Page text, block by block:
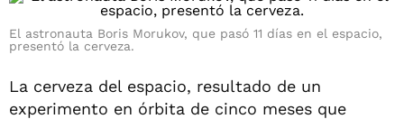
El astronauta Boris Morukov, que pasó 11 días en el espacio,
presentó la cerveza.
La cerveza del espacio, resultado de un
experimento en órbita de cinco meses que